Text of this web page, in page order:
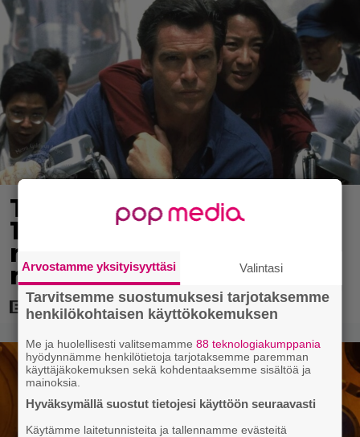
Tänään tv:ssä: Vuoden
1997 Bond-leffassa
nähdään hämmenttävän
nykyaikainen kännykkä
Arvostamme yksityisyyttäsi Valintasi
Tarvitsemme suostumuksesi tarjotaksemme
henkilökohtaisen käyttökokemuksen
Me ja huolellisesti valitsemamme88 teknologiakumppania
hyödynnämme henkilötietoja tarjotaksemme paremman
käyttäjäkokemuksen sekä kohdentaaksemme sisältöä ja
mainoksia.
Hyväksymällä suostut tietojesi käyttöön seuraavasti
Käytämme laitetunnisteita ja tallennamme evästeitä